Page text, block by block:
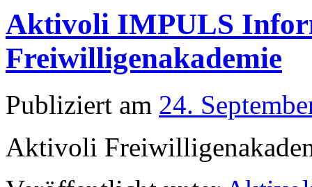
Aktivoli IMPULS
Freiwilligenakademie
Publiziert am 24.
Aktivoli